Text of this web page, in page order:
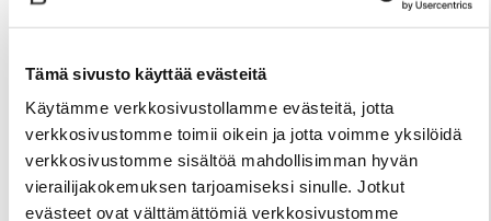
Tämä sivusto käyttää evästeitä
Käytämme verkkosivustollamme evästeitä, jotta
verkkosivustomme toimii oikein ja jotta voimme yksilöidä
verkkosivustomme sisältöä mahdollisimman hyvän
vierailijakokemuksen tarjoamiseksi sinulle. Jotkut
evästeet ovat välttämättömiä verkkosivustomme